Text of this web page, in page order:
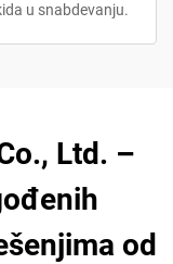
u snabdevanju.
Ltd. –
od